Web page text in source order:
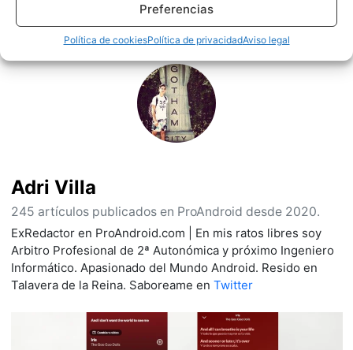
Preferencias
Política de cookiesPolítica de privacidadAviso legal
Sobre este autor
Adri Villa
245 artículos publicados en ProAndroid desde 2020.
ExRedactor en ProAndroid.com | En mis ratos libres soy
Arbitro Profesional de 2ª Autonómica y próximo Ingeniero
Informático. Apasionado del Mundo Android. Resido en
Talavera de la Reina. Saboreame en Twitter